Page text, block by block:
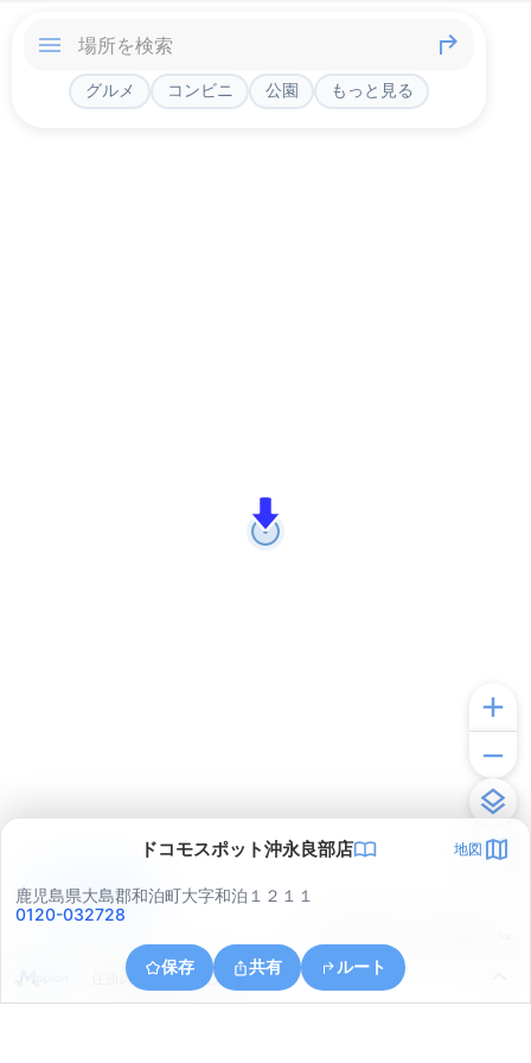
グルメ コンビニ 公園 もっと見る
ドコモスポット沖永良部店 地図
鹿児島県大島郡和泊町大字和泊１２１１
0120-032728
保存 共有 ルート
住所の取得に失敗しました
アプリで見る